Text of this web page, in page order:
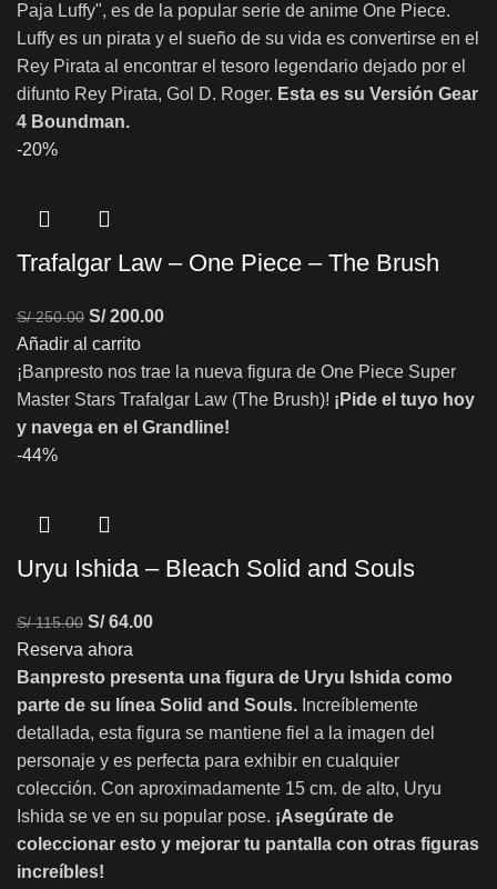
Paja Luffy", es de la popular serie de anime One Piece.
Luffy es un pirata y el sueño de su vida es convertirse en el
Rey Pirata al encontrar el tesoro legendario dejado por el
difunto Rey Pirata, Gol D. Roger. Esta es su Versión Gear
4 Boundman.
-20%
Trafalgar Law – One Piece – The Brush
S/250.00 S/200.00
Añadir al carrito
¡Banpresto nos trae la nueva figura de One Piece Super
Master Stars Trafalgar Law (The Brush)! ¡Pide el tuyo hoy
y navega en el Grandline!
-44%
Uryu Ishida – Bleach Solid and Souls
S/115.00 S/64.00
Reserva ahora
Banpresto presenta una figura de Uryu Ishida como
parte de su línea Solid and Souls. Increíblemente
detallada, esta figura se mantiene fiel a la imagen del
personaje y es perfecta para exhibir en cualquier
colección. Con aproximadamente 15 cm. de alto, Uryu
Ishida se ve en su popular pose. ¡Asegúrate de
coleccionar esto y mejorar tu pantalla con otras figuras
increíbles!